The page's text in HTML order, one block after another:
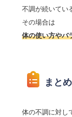
不調が続いてい
その場合は
体の使い方やバ
まとめ
体の不調に対し